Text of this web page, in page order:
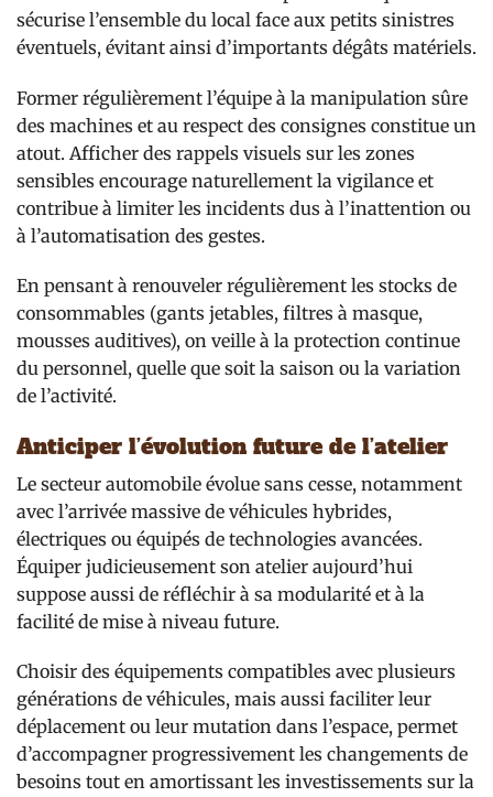
sécurise l’ensemble du local face aux petits sinistres
éventuels, évitant ainsi d’importants dégâts matériels.
Former régulièrement l’équipe à la manipulation sûre
des machines et au respect des consignes constitue un
atout. Afficher des rappels visuels sur les zones
sensibles encourage naturellement la vigilance et
contribue à limiter les incidents dus à l’inattention ou
à l’automatisation des gestes.
En pensant à renouveler régulièrement les stocks de
consommables (gants jetables, filtres à masque,
mousses auditives), on veille à la protection continue
du personnel, quelle que soit la saison ou la variation
de l’activité.
Anticiper l’évolution future de l’atelier
Le secteur automobile évolue sans cesse, notamment
avec l’arrivée massive de véhicules hybrides,
électriques ou équipés de technologies avancées.
Équiper judicieusement son atelier aujourd’hui
suppose aussi de réfléchir à sa modularité et à la
facilité de mise à niveau future.
Choisir des équipements compatibles avec plusieurs
générations de véhicules, mais aussi faciliter leur
déplacement ou leur mutation dans l’espace, permet
d’accompagner progressivement les changements de
besoins tout en amortissant les investissements sur la